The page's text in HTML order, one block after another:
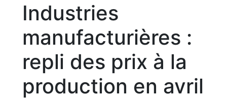
Industries
manufacturières :
repli des prix à la
production en avril